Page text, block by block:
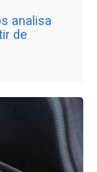
analisa
de